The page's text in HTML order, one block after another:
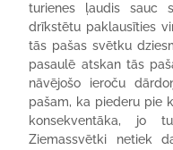
turienes ļaudis sauc
drīkstētu paklausīties
tās pašas svētku
pasaulē atskan tās
nāvējošo ieroču
pašam, ka piederu pie
konsekventāka, jo
Ziemassvētki netiek